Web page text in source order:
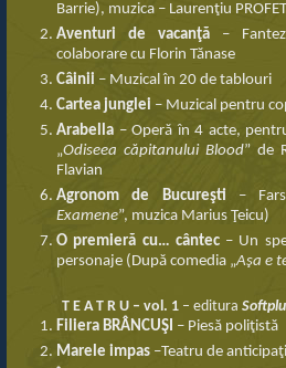
Barrie), muzica – Laurenţiu
Aventuri de vacanţă –
colaborare cu Florin Tănase
Câinii – Muzical în 20 de tablouri
Cartea junglei – Muzical pentru
Arabella – Operă în 4 acte,
„Odiseea căpitanului Blood” de
Flavian
Agronom de Bucureşti –
Examene”, muzica Marius Ţeicu)
O premieră cu… cântec– Un
personaje (După comedia „Aşa e
T E A T R U – vol. 1 – editura
Filiera BRÂNCUŞI – Piesă poliţistă
Marele impas –Teatru de